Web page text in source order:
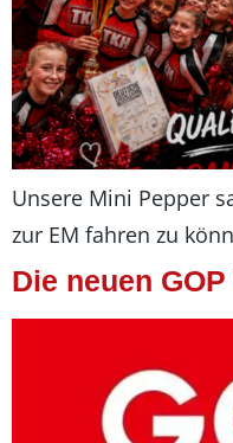
Unsere Mini Pepper
zur EM fahren zu
Die neuen